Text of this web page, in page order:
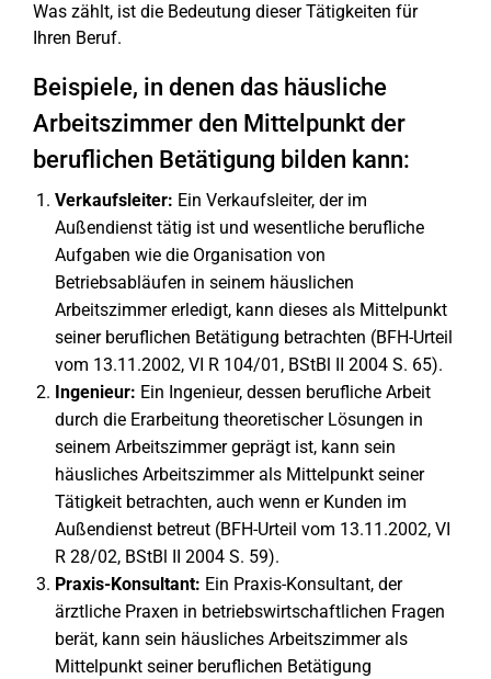
Was zählt, ist die Bedeutung dieser Tätigkeiten für
Ihren Beruf.
Beispiele, in denen das häusliche
Arbeitszimmer den Mittelpunkt der
beruflichen Betätigung bilden kann:
Verkaufsleiter: Ein Verkaufsleiter, der im
Außendienst tätig ist und wesentliche berufliche
Aufgaben wie die Organisation von
Betriebsabläufen in seinem häuslichen
Arbeitszimmer erledigt, kann dieses als Mittelpunkt
seiner beruflichen Betätigung betrachten (BFH-Urteil
vom 13.11.2002, VI R 104/01, BStBl II 2004 S. 65).
Ingenieur: Ein Ingenieur, dessen berufliche Arbeit
durch die Erarbeitung theoretischer Lösungen in
seinem Arbeitszimmer geprägt ist, kann sein
häusliches Arbeitszimmer als Mittelpunkt seiner
Tätigkeit betrachten, auch wenn er Kunden im
Außendienst betreut (BFH-Urteil vom 13.11.2002, VI
R 28/02, BStBl II 2004 S. 59).
Praxis-Konsultant: Ein Praxis-Konsultant, der
ärztliche Praxen in betriebswirtschaftlichen Fragen
berät, kann sein häusliches Arbeitszimmer als
Mittelpunkt seiner beruflichen Betätigung